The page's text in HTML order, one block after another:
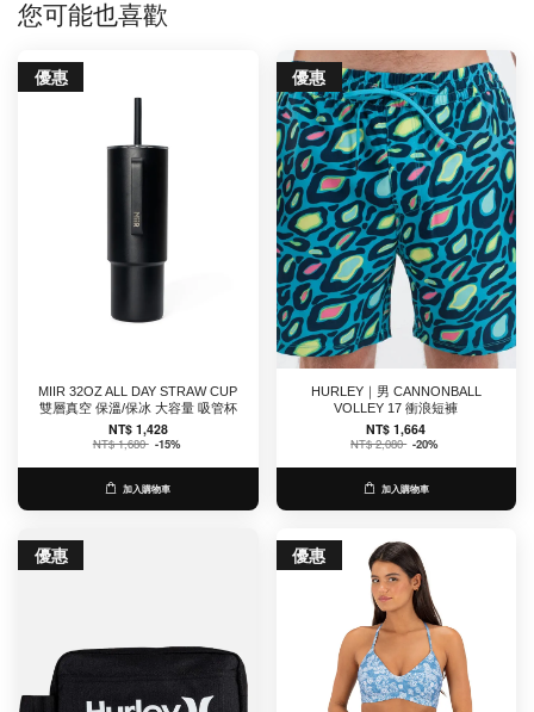
您可能也喜歡
優惠
MIIR 32OZ ALL DAY STRAW CUP
雙層真空 保溫/保冰 大容量 吸管杯
NT$ 1,428
NT$ 1,680 -15%
加入購物車
優惠
HURLEY｜男 CANNONBALL
VOLLEY 17 衝浪短褲
NT$ 1,664
NT$ 2,080 -20%
加入購物車
優惠 優惠